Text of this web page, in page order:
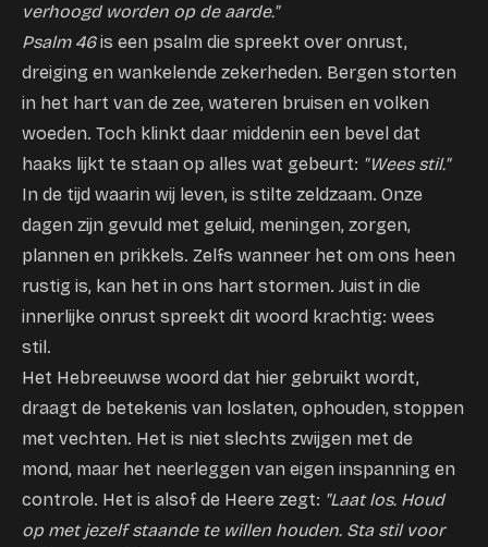
verhoogd worden op de aarde."
Psalm 46is een psalm die spreekt over onrust,
dreiging en wankelende zekerheden. Bergen storten
in het hart van de zee, wateren bruisen en volken
woeden. Toch klinkt daar middenin een bevel dat
haaks lijkt te staan op alles wat gebeurt: "Wees stil."
In de tijd waarin wij leven, is stilte zeldzaam. Onze
dagen zijn gevuld met geluid, meningen, zorgen,
plannen en prikkels. Zelfs wanneer het om ons heen
rustig is, kan het in ons hart stormen. Juist in die
innerlijke onrust spreekt dit woord krachtig: wees
stil.
Het Hebreeuwse woord dat hier gebruikt wordt,
draagt de betekenis van loslaten, ophouden, stoppen
met vechten. Het is niet slechts zwijgen met de
mond, maar het neerleggen van eigen inspanning en
controle. Het is alsof de Heere zegt: "Laat los. Houd
op met jezelf staande te willen houden. Sta stil voor